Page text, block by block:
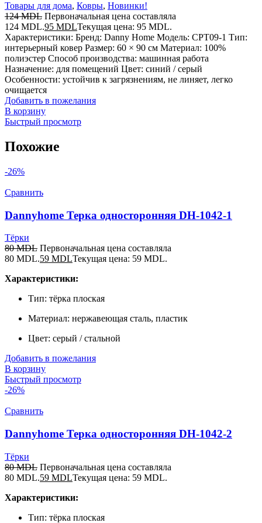
Товары для дома, Ковры, Новинки!
124MDL Первоначальная цена составляла
124 MDL.95 MDLТекущая цена: 95 MDL.
Характеристики: Бренд: Danny Home Модель: CPT09-1 Тип:
интерьерный ковер Размер: 60 × 90 см Материал: 100%
полиэстер Способ производства: машинная работа
Назначение: для помещений Цвет: синий / серый
Особенности: устойчив к загрязнениям, не линяет, легко
очищается
Добавить в пожелания
В корзину
Быстрый просмотр
Похожие
-26%
Сравнить
Dannyhome Терка односторонняя DH-1042-1
Тёрки
80MDL Первоначальная цена составляла
80 MDL.59 MDLТекущая цена: 59 MDL.
Характеристики:
Тип: тёрка плоская
Материал: нержавеющая сталь, пластик
Цвет: серый / стальной
Добавить в пожелания
В корзину
Быстрый просмотр
-26%
Сравнить
Dannyhome Терка односторонняя DH-1042-2
Тёрки
80MDL Первоначальная цена составляла
80 MDL.59 MDLТекущая цена: 59 MDL.
Характеристики:
Тип: тёрка плоская